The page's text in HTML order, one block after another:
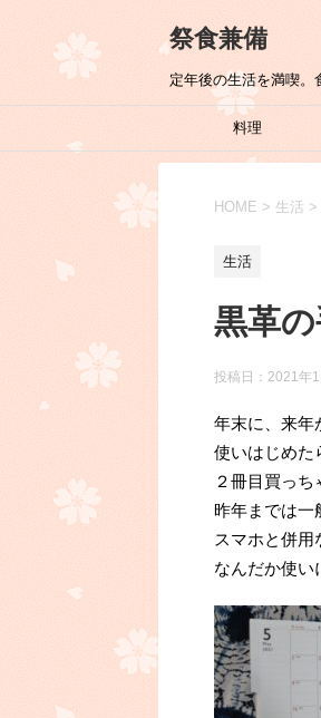
祭食兼備
定年後の生活を満喫。
料理
HOME > 生活 >
生活
黒革
投稿日： 2021年1
年末に、来年
使いはじめた
２冊目買っち
昨年までは一
スマホと併用
なんだか使い